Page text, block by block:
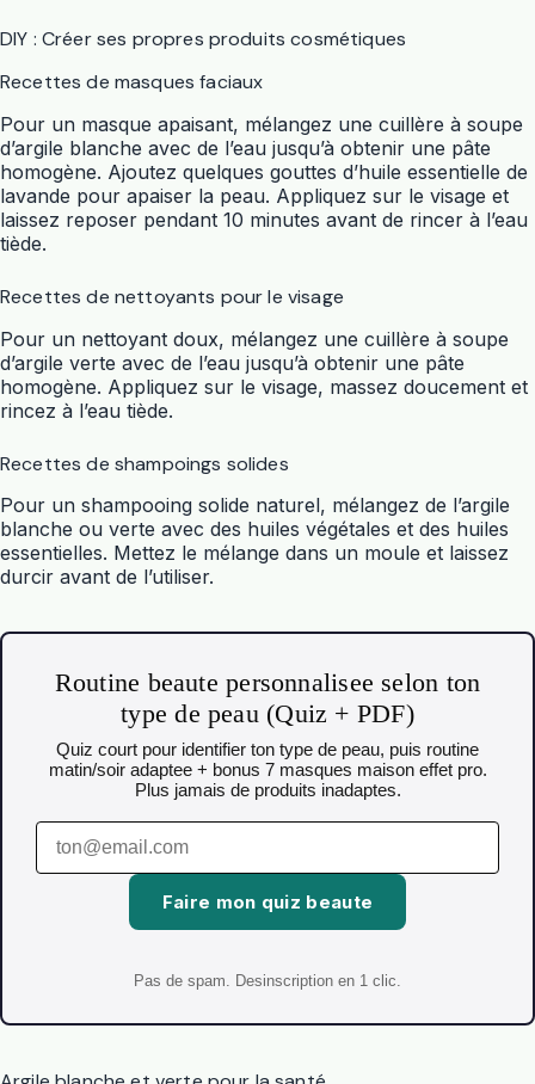
DIY : Créer ses propres produits cosmétiques
Recettes de masques faciaux
Pour un masque apaisant, mélangez une cuillère à soupe
d’argile blanche avec de l’eau jusqu’à obtenir une pâte
homogène. Ajoutez quelques gouttes d’huile essentielle de
lavande pour apaiser la peau. Appliquez sur le visage et
laissez reposer pendant 10 minutes avant de rincer à l’eau
tiède.
Recettes de nettoyants pour le visage
Pour un nettoyant doux, mélangez une cuillère à soupe
d’argile verte avec de l’eau jusqu’à obtenir une pâte
homogène. Appliquez sur le visage, massez doucement et
rincez à l’eau tiède.
Recettes de shampoings solides
Pour un shampooing solide naturel, mélangez de l’argile
blanche ou verte avec des huiles végétales et des huiles
essentielles. Mettez le mélange dans un moule et laissez
durcir avant de l’utiliser.
Routine beaute personnalisee selon ton
type de peau (Quiz + PDF)
Quiz court pour identifier ton type de peau, puis routine
matin/soir adaptee + bonus 7 masques maison effet pro.
Plus jamais de produits inadaptes.
Faire mon quiz beaute
Pas de spam. Desinscription en 1 clic.